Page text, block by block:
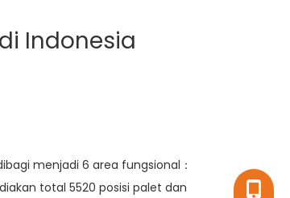
Indonesia
menjadi 6 area fungsional：
total 5520 posisi palet dan
+86-